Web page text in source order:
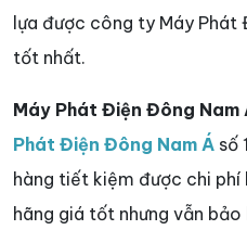
lựa được công ty Máy
tốt nhất.
Máy Phát Điện Đông Nam
Phát Điện Đông Nam Á số
hàng tiết kiệm được chi phí
hãng giá tốt nhưng vẫn